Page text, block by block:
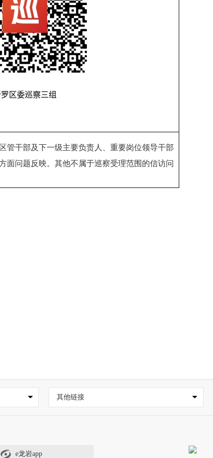
管干部及下一级主要负责人、重要岗位领导干部
面问题反映。其他不属于巡察受理范围的信访问
其他链接
e龙岩app